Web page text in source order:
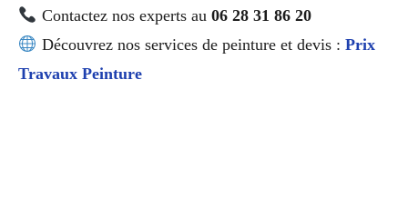
Contactez nos experts au 06 28 31 86 20
Découvrez nos services de peinture et devis : Prix
Travaux Peinture